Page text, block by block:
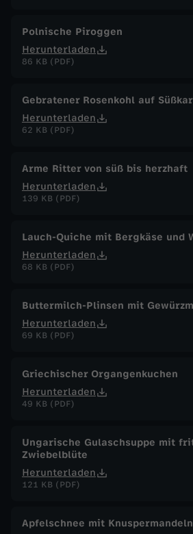
Polnische Piroggen
Herunterladen
86 KB (PDF)
Gebratener Rosenkohl auf
Herunterladen
62 KB (PDF)
Arme Ritter von süß bis herzhaft
Herunterladen
139 KB (PDF)
Lauch-Quiche mit Bergkäse und
Herunterladen
68 KB (PDF)
Buttermilch-Plinsen mit
Herunterladen
69 KB (PDF)
Griechischer Organgenkuchen
Herunterladen
49 KB (PDF)
Ungarische Gulaschsuppe mit
Zwiebelblüte
Herunterladen
121 KB (PDF)
Apfelschnee mit Knuspermandeln